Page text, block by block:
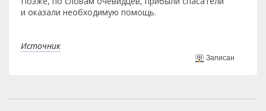
и оказали необходимую помощь.
Источник
Записан